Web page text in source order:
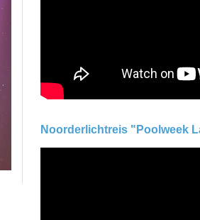
Noorderlichtreis "Poolweek